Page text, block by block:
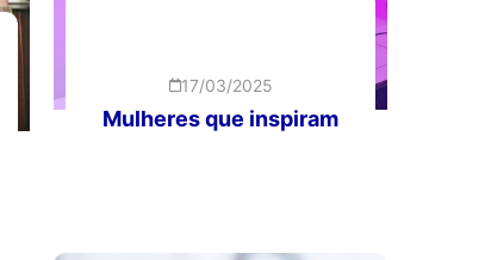
17/03/2025
Mulheres que inspiram